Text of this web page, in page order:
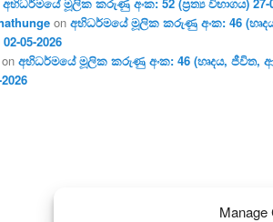
Manage
onඅභිධර්මයේ මූලික කරුණු අංක: 46
05-2026
onඅභිධර්මයේ මූලික කරුණු අංක: 46 (හෘදය, ජීවිත,